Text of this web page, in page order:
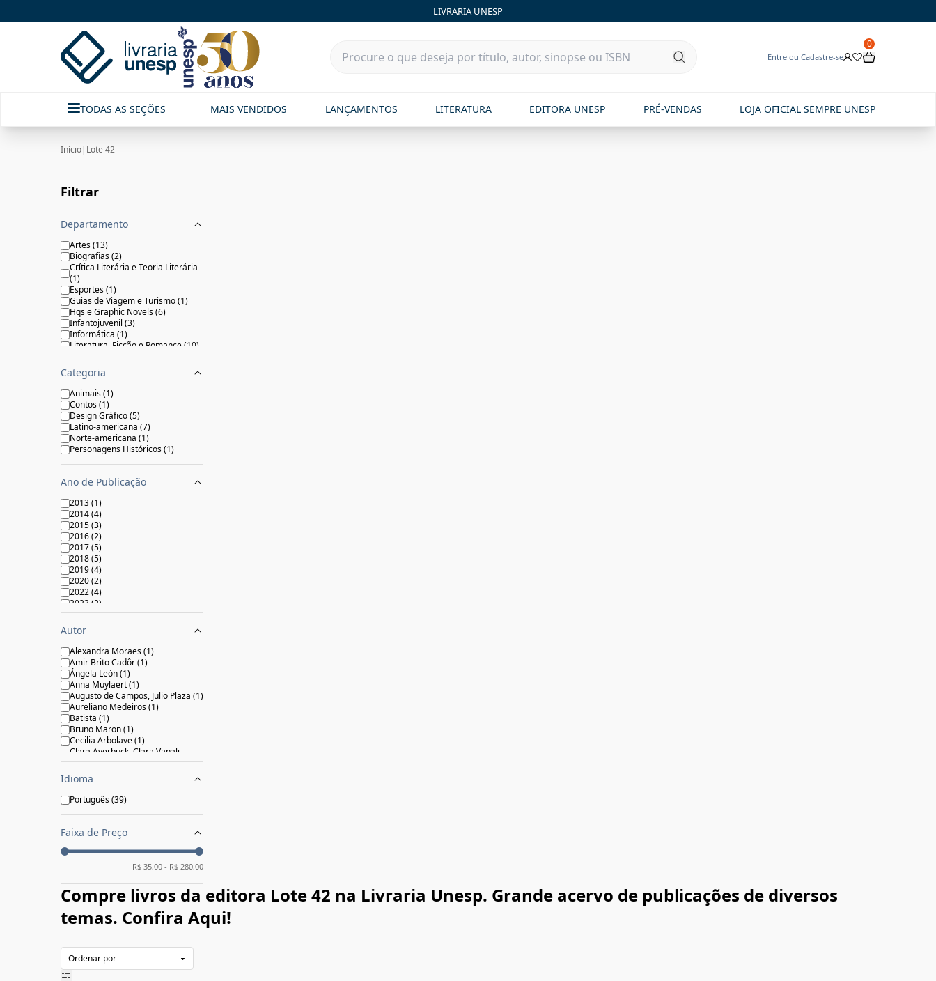
LIVRARIA UNESP
Entre ou Cadastre-se
0
TODAS AS SEÇÕES MAIS VENDIDOS LANÇAMENTOS LITERATURA EDITORA UNESP PRÉ-VENDAS LOJA OFICIAL SEMPRE UNESP
Início| Lote 42
Filtrar
Departamento
Artes(13)
Biografias(2)
Crítica Literária e Teoria Literária
(1)
Esportes(1)
Guias de Viagem e Turismo(1)
Hqs e Graphic Novels(6)
Infantojuvenil (3)
Informática (1)
Literatura, Ficção e Romance (10)
Poesia(1)
Religião e Espiritualidade
Categoria
Animais(1)
Contos(1)
Design Gráfico(5)
Latino-americana (7)
Norte-americana (1)
Personagens Históricos(1)
Ano de Publicação
2013(1)
2014(4)
2015(3)
2016(2)
2017(5)
2018(5)
2019(4)
2020(2)
2022(4)
2023 (2)
2024(2)
2025
2026
Autor
Alexandra Moraes(1)
Amir Brito Cadôr(1)
Ángela León(1)
Anna Muylaert(1)
Augusto de Campos, Julio Plaza (1)
Aureliano Medeiros(1)
Batista (1)
Bruno Maron(1)
Cecilia Arbolave(1)
Clara Averbuck, Clara Vanali,
Florencia Escudero, Isis Gabriel,
Ligia Braslauskas, Lívia Aguiar
Cristhiano Aguiar
F. Scott Fitzgerald
Fabio Zimbres, Paulo Scott
Felipe Sali(1)
George Orwell(
Gervasio Troche
Gustavo Piqueira(8)
João Varella, F. P. Rodrigues(1)
María Luque(1
Marina Arbolave
Pablo (Kioskerman) Holmberg (1)
Samael Aun Weor
Sebastião Nunes
Tai Cossich
Idioma
Português(39)
Faixa de Preço
R$ 35,00 - R$ 280,00
Compre livros da editora Lote 42 na Livraria Unesp. Grande acervo de publicações de diversos
temas. Confira Aqui!